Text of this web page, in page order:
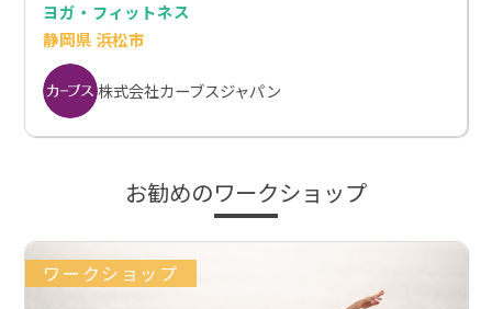
ヨガ・フィットネス
静岡県 浜松市
株式会社カーブスジャパン
お勧めのワークショップ
ワークショップ